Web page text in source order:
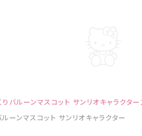
りバルーンマスコット サンリオキャラクタ
ルーンマスコット サンリオキャラクター